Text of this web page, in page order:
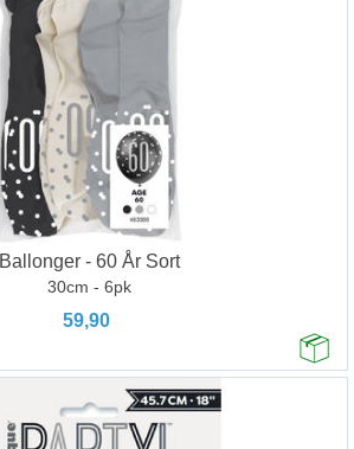
Ballonger - 60 År Sort
30cm - 6pk
59,90